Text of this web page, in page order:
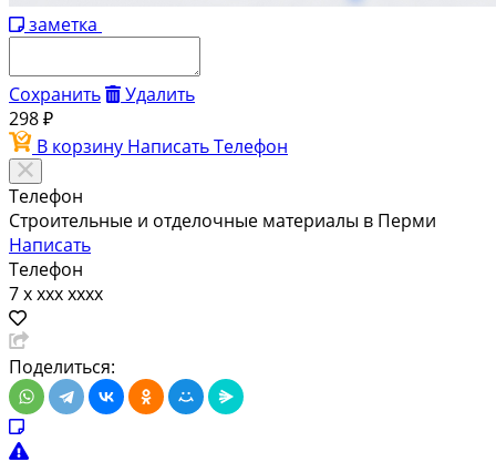
заметка
Сохранить
Удалить
298 ₽
В корзину НаписатьТелефон
Телефон
Строительные и отделочные материалы в Перми
Написать
Телефон
7 x xxx xxxx
Поделиться: